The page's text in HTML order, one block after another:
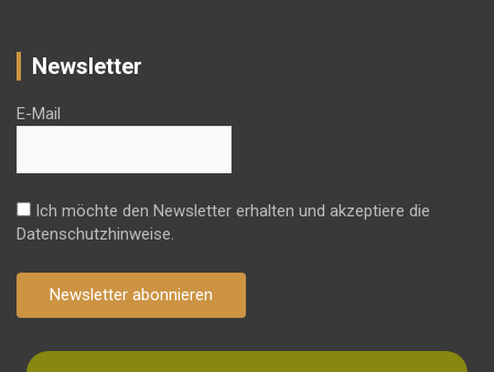
Newsletter
E-Mail
Ich möchte den Newsletter erhalten und akzeptiere die
Datenschutzhinweise.
Newsletter abonnieren